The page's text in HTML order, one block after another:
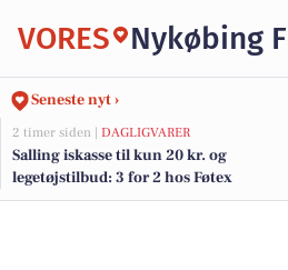
VORES Nykøbing F
Seneste nyt ›
2 timer siden | DAGLIGVARER
Salling iskasse til kun 20 kr. og
legetøjstilbud: 3 for 2 hos Føtex